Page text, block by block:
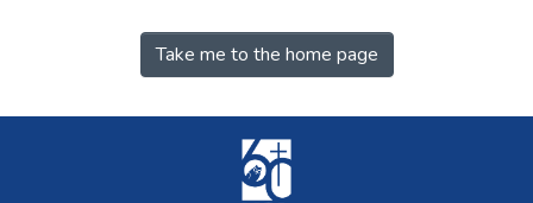
Take me to the home page